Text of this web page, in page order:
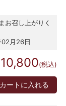
お召し上がりく
月26日
10,800(税込)
カートに入れる